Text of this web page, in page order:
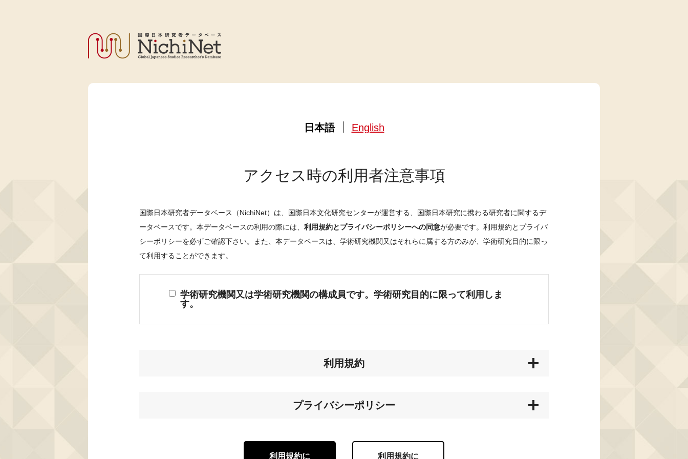
日本語 English
アクセス時の利用者注意事項
国際日本研究者データベース（NichiNet）は、国際日本文化研究センターが運営する、国際日本研究に携わる研究者に関するデ
ータベースです。本データベースの利用の際には、 利用規約とプライバシーポリシーへの同意が必要です。利用規約とプライバ
シーポリシーを必ずご確認下さい。また、本データベースは、学術研究機関又はそれらに属する方のみが、学術研究目的に限っ
て利用することができます。
学術研究機関又は学術研究機関の構成員です。学術研究目的に限って利用しま
す。
利用規約
プライバシーポリシー
利用規約に 利用規約に